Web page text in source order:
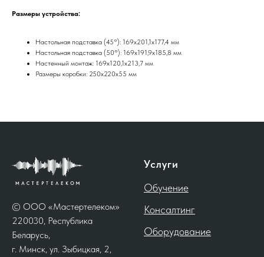
Размеры устройства:
Настольная подставка (45°): 169x201,1x177,4 мм
Настольная подставка (50°): 169x191,9x185,8 мм
Настенный монтаж: 169x120,1x213,7 мм
Размеры коробки: 250x220x55 мм
© ООО «Мастертелеком»
220030, Республика
Беларусь,
г. Минск, ул. Зыбицкая, 2,
Услуги
Обучение
Консалтинг
Оборудование